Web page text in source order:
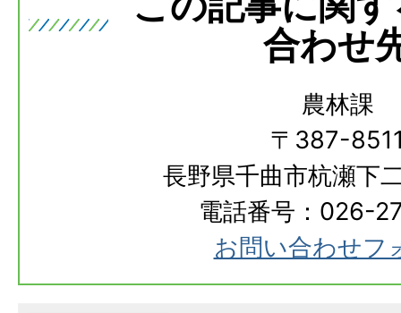
合わせ
農林課
〒387-
長野県千曲市杭瀬下
電話番号：026-
お問い合わせフ